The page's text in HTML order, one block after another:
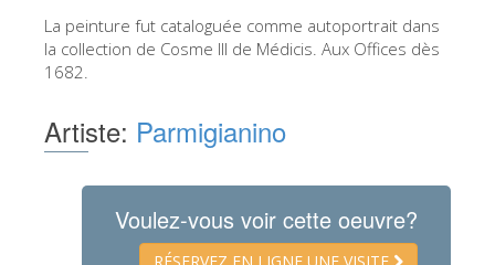
Réserver
Les Salles
Les Artistes
Les nouvelles salles
La peinture fut cataloguée comme autoportrait dans
la collection de Cosme III de Médicis. Aux Offices dès
1682.
Artiste: Parmigianino
Voulez-vous voir cette oeuvre?